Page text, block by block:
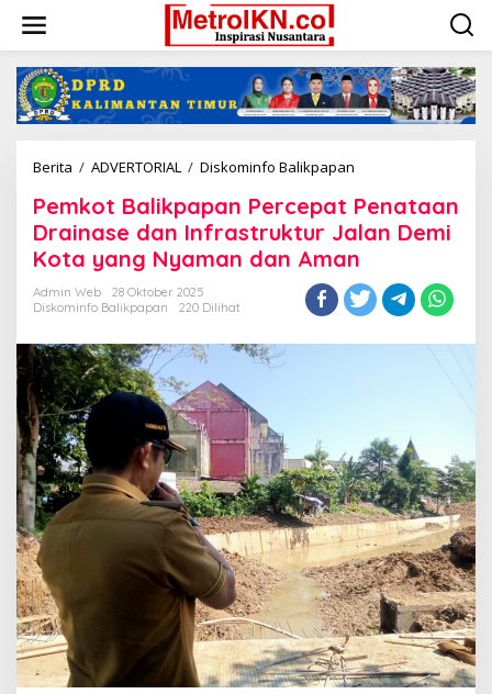
konten
Berita / ADVERTORIAL / Diskominfo Balikpapan
Percepat
Penataan
Drainase
dan
Infrastruktur
Jalan
Kota
Pemkot Balikpapan Percepat Penataan
Drainase dan Infrastruktur Jalan Demi
Kota yang Nyaman dan Aman
Admin Web
28 Oktober 2025
Diskominfo Balikpapan
220 Dilihat